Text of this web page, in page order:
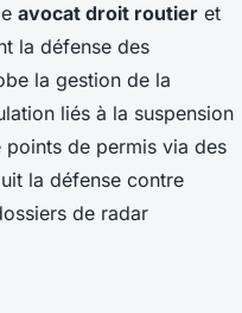
avocat droit routier et
la défense des
la gestion de la
liés à la suspension
de permis via des
la défense contre
de radar